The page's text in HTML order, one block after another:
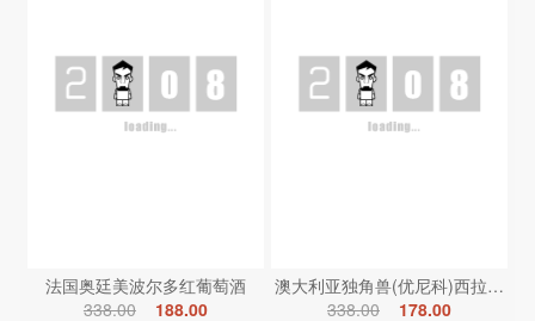
法国奥廷美波尔多红葡萄酒
338.00
188.00
澳大利亚独角兽(优尼科)西拉红葡
338.00
178.00